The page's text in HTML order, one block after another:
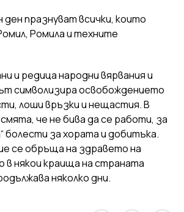
ден празнуват всички, които
Ромила и техните
и редица народни вярвания и
символизира освобождението
лоши връзки и нещастия. В
че не бива да се работи, за
болести за хората и добитъка.
се обръща на здравето на
някои краища на страната
няколко дни.